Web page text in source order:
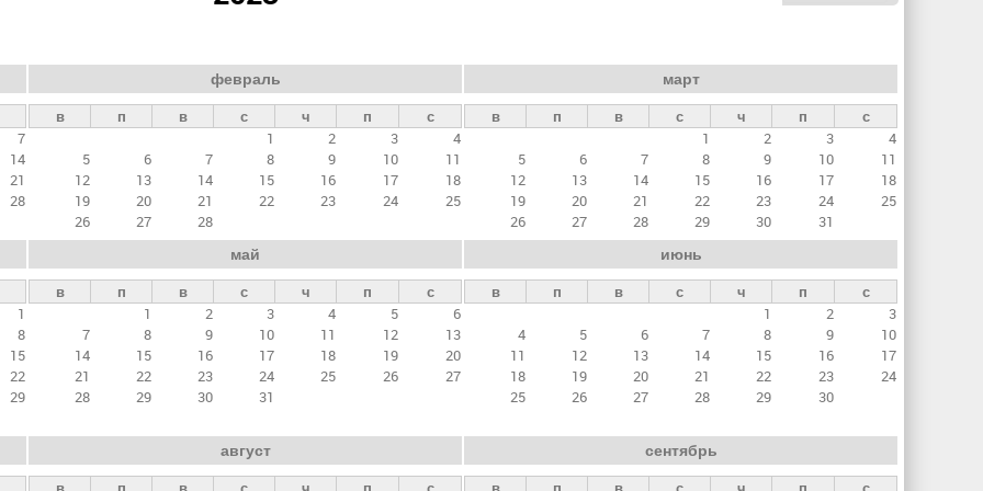
7
14
21
28
февраль
в п в с ч п
с
1
2 3
4
5
6 7 8 9 10
11
12
13 14 15 16 17
18
19
20 21 22 23 24
25
26
27 28
март
в п в с ч п
с
1
2 3
4
5
6 7 8 9 10
11
12
13 14 15 16 17
18
19
20 21 22 23 24
25
26
27 28 29 30 31
1
8
15
22
29
май
в п в с ч п
с
1
2 3 4 5
6
7
8 9 10 11 12
13
14
15 16 17 18 19
20
21
22 23 24 25 26
27
28
29 30 31
июнь
в п в с ч п
с
1
2
3
4
5 6 7 8 9
10
11
12 13 14 15 16
17
18
19 20 21 22 23
24
25
26 27 28 29 30
август сентябрь